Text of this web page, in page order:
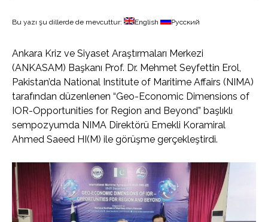
Bu yazı şu dillerde de mevcuttur: English Русский
Ankara Kriz ve Siyaset Araştırmaları Merkezi
(ANKASAM) Başkanı Prof. Dr. Mehmet Seyfettin Erol,
Pakistan’da National Institute of Maritime Affairs (NIMA)
tarafından düzenlenen “Geo-Economic Dimensions of
IOR-Opportunities for Region and Beyond” başlıklı
sempozyumda NIMA Direktörü Emekli Koramiral
Ahmed Saeed HI(M) ile görüşme gerçekleştirdi.